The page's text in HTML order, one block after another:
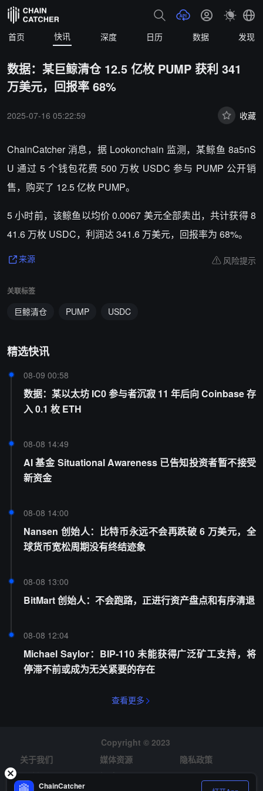
首页 快讯 深度 日历 数据 发现
数据：某巨鲸清仓 12.5 亿枚 PUMP 获利 341
万美元，回报率 68%
2025-07-16 05:22:59 收藏
ChainCatcher 消息，据 Lookonchain 监测，某鲸鱼 8a5nS
U 通过 5 个钱包花费 500 万枚 USDC 参与 PUMP 公开销
售，购买了 12.5 亿枚 PUMP。
5 小时前，该鲸鱼以均价 0.0067 美元全部卖出，共计获得 8
41.6 万枚 USDC，利润达 341.6 万美元，回报率为 68%。
来源 风险提示
关联标签
巨鲸清仓 PUMP USDC
精选快讯
08-09 00:58
数据：某以太坊 IC0 参与者沉寂 11 年后向 Coinbase 存
入 0.1 枚 ETH
08-08 14:49
AI 基金 Situational Awareness 已告知投资者暂不接受
新资金
08-08 14:00
Nansen 创始人：比特币永远不会再跌破 6 万美元，全
球货币宽松周期没有终结迹象
08-08 13:00
BitMart 创始人：不会跑路，正进行资产盘点和有序清退
08-08 12:04
Michael Saylor：BIP-110 未能获得广泛矿工支持，将
停滞不前或成为无关紧要的存在
查看更多
Copyright © 2023
关于我们
媒体资源
隐私政策
风险提示
招聘
ChainCatcher